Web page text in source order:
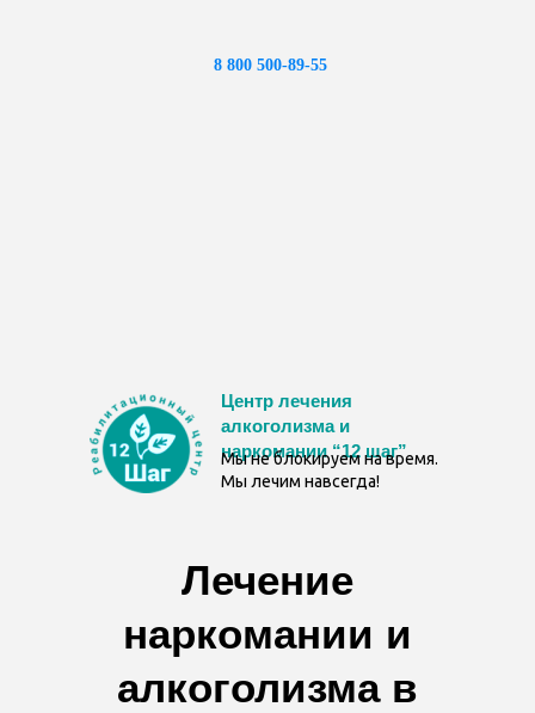
8 800 500-89-55
Лечение
наркомании и
алкоголизма в
Центр лечения
алкоголизма и
наркомании “12 шаг”
Мы не блокируем на время.
Мы лечим навсегда!
Конфиденциально